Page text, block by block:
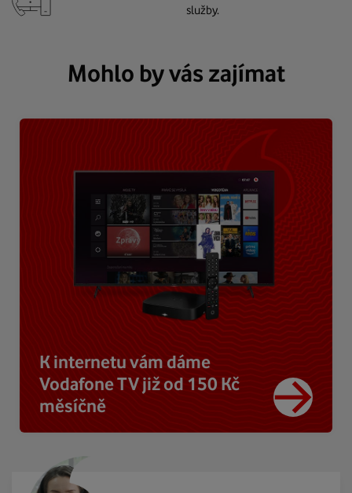
služby.
Mohlo by vás zajímat
K internetu vám dáme
Vodafone TV již od 150 Kč
měsíčně